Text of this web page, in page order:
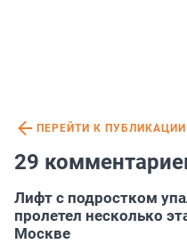
ПЕРЕЙТИ К ПУБЛИКАЦИИ
29
Лифт с подростком
пролетел несколько
Москве